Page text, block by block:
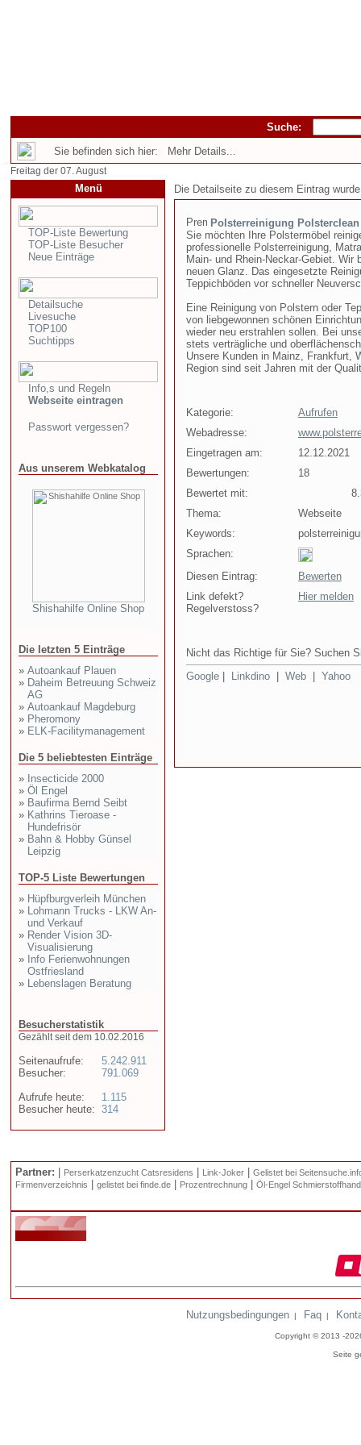
Suche:
Sie befinden sich hier: Mehr Details...
Freitag der 07. August
Menü
TOP-Liste Bewertung
TOP-Liste Besucher
Neue Einträge
Detailsuche
Livesuche
TOP100
Suchtipps
Info,s und Regeln
Webseite eintragen
Passwort vergessen?
Aus unserem Webkatalog
Shishahilfe Online Shop
Die letzten 5 Einträge
» Autoankauf Plauen
» Daheim Betreuung Schweiz
AG
» Autoankauf Magdeburg
» Pheromony
» ELK-Facilitymanagement
Die 5 beliebtesten Einträge
» Insecticide 2000
» Öl Engel
» Baufirma Bernd Seibt
» Kathrins Tieroase -
Hundefrisör
» Bahn & Hobby Günsel
Leipzig
TOP-5 Liste Bewertungen
» Hüpfburgverleih München
» Lohmann Trucks - LKW An-
und Verkauf
» Render Vision 3D-
Visualisierung
» Info Ferienwohnungen
Ostfriesland
» Lebenslagen Beratung
Besucherstatistik
Gezählt seit dem 10.02.2016
Seitenaufrufe:
Besucher:
Aufrufe heute:
Besucher heute:
5.242.911
791.069
1.115
314
Die Detailseite zu diesem Eintrag
Polsterreinigung Polsterclean
Sie möchten Ihre Polstermöbel
professionelle Polsterreinigung,
Main- und Rhein-Neckar-Gebiet.
neuen Glanz. Das eingesetzte
Teppichböden vor schneller
Eine Reinigung von Polstern oder
von liebgewonnen schönen
wieder neu erstrahlen sollen. Bei
stets verträgliche und
Unsere Kunden in Mainz, Frankfurt,
Region sind seit Jahren mit der
Kategorie:
Aufrufen
Webadresse:
Eingetragen am:
12.12.2021
Bewertungen:
18
Bewertet mit:
Thema:
Webseite
Keywords:
Sprachen:
Diesen Eintrag:
Bewerten
Link defekt?
Regelverstoss?
Hier melden
Nicht das Richtige für Sie? Suchen
Google
Linkdino Web Yahoo
Partner: Perserkatzenzucht Catsresidens Link-Joker
Gelistet bei
Firmenverzeichnis
gelistet bei finde.de Prozentrechnung Öl-Engel
Nutzungsbedingungen | Faq |
Copyright © 2013 -
Seite